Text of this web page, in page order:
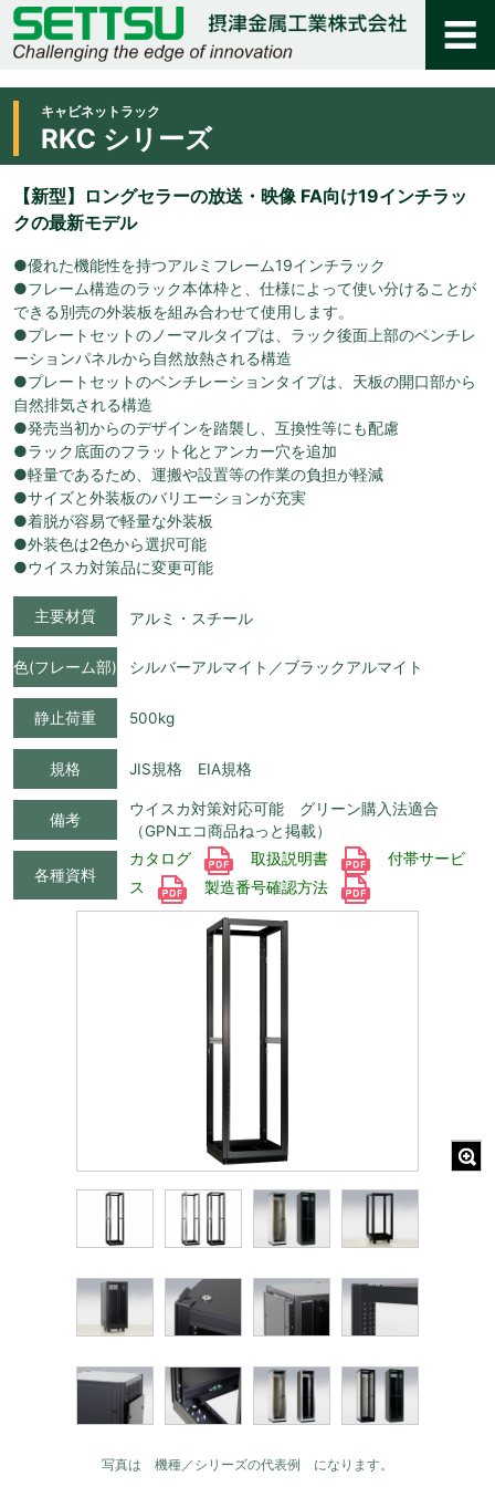
キャビネットラック
RKC シリーズ
【新型】ロングセラーの放送・映像 FA向け19インチラッ
クの最新モデル
●優れた機能性を持つアルミフレーム19インチラック
●フレーム構造のラック本体枠と、仕様によって使い分けることが
できる別売の外装板を組み合わせて使用します。
●プレートセットのノーマルタイプは、ラック後面上部のベンチレ
ーションパネルから自然放熱される構造
●プレートセットのベンチレーションタイプは、天板の開口部から
自然排気される構造
●発売当初からのデザインを踏襲し、互換性等にも配慮
●ラック底面のフラット化とアンカー穴を追加
●軽量であるため、運搬や設置等の作業の負担が軽減
●サイズと外装板のバリエーションが充実
●着脱が容易で軽量な外装板
●外装色は2色から選択可能
●ウイスカ対策品に変更可能
主要材質 アルミ・スチール
色(フレーム部) シルバーアルマイト／ブラックアルマイト
静止荷重 500kg
規格 JIS規格 EIA規格
備考
ウイスカ対策対応可能 グリーン購入法適合
（GPNエコ商品ねっと掲載）
各種資料
カタログ 取扱説明書
付帯サービ
ス
製造番号確認方法
写真は 機種／シリーズの代表例 になります。